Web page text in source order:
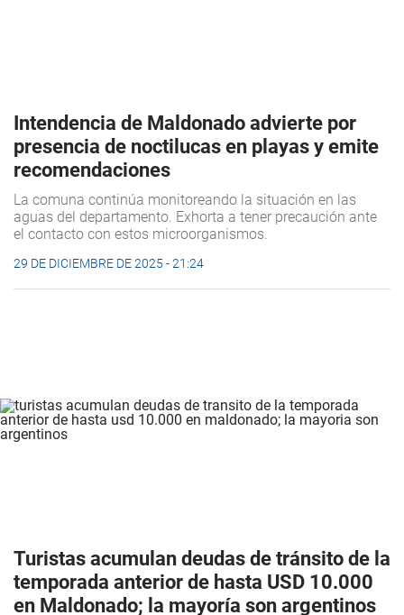
Intendencia de Maldonado advierte por
presencia de noctilucas en playas y emite
recomendaciones
La comuna continúa monitoreando la situación en las
aguas del departamento. Exhorta a tener precaución ante
el contacto con estos microorganismos.
29 DE DICIEMBRE DE 2025 - 21:24
Turistas acumulan deudas de tránsito de la
temporada anterior de hasta USD 10.000
en Maldonado; la mayoría son argentinos